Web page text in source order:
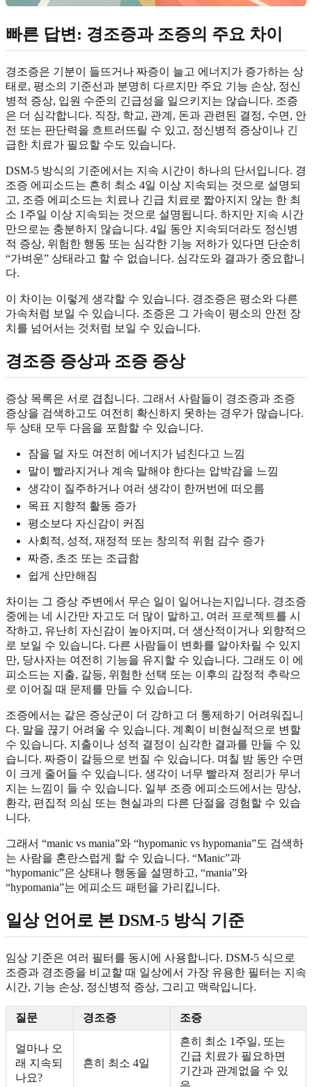
빠른 답변: 경조증과 조증의 주요 차이
경조증은 기분이 들뜨거나 짜증이 늘고 에너지가 증가하는 상
태로, 평소의 기준선과 분명히 다르지만 주요 기능 손상, 정신
병적 증상, 입원 수준의 긴급성을 일으키지는 않습니다. 조증
은 더 심각합니다. 직장, 학교, 관계, 돈과 관련된 결정, 수면, 안
전 또는 판단력을 흐트러뜨릴 수 있고, 정신병적 증상이나 긴
급한 치료가 필요할 수도 있습니다.
DSM-5 방식의 기준에서는 지속 시간이 하나의 단서입니다. 경
조증 에피소드는 흔히 최소 4일 이상 지속되는 것으로 설명되
고, 조증 에피소드는 치료나 긴급 치료로 짧아지지 않는 한 최
소 1주일 이상 지속되는 것으로 설명됩니다. 하지만 지속 시간
만으로는 충분하지 않습니다. 4일 동안 지속되더라도 정신병
적 증상, 위험한 행동 또는 심각한 기능 저하가 있다면 단순히
“가벼운” 상태라고 할 수 없습니다. 심각도와 결과가 중요합니
다.
이 차이는 이렇게 생각할 수 있습니다. 경조증은 평소와 다른
가속처럼 보일 수 있습니다. 조증은 그 가속이 평소의 안전 장
치를 넘어서는 것처럼 보일 수 있습니다.
경조증 증상과 조증 증상
증상 목록은 서로 겹칩니다. 그래서 사람들이 경조증과 조증
증상을 검색하고도 여전히 확신하지 못하는 경우가 많습니다.
두 상태 모두 다음을 포함할 수 있습니다.
잠을 덜 자도 여전히 에너지가 넘친다고 느낌
말이 빨라지거나 계속 말해야 한다는 압박감을 느낌
생각이 질주하거나 여러 생각이 한꺼번에 떠오름
목표 지향적 활동 증가
평소보다 자신감이 커짐
사회적, 성적, 재정적 또는 창의적 위험 감수 증가
짜증, 초조 또는 조급함
쉽게 산만해짐
차이는 그 증상 주변에서 무슨 일이 일어나는지입니다. 경조증
중에는 네 시간만 자고도 더 많이 말하고, 여러 프로젝트를 시
작하고, 유난히 자신감이 높아지며, 더 생산적이거나 외향적으
로 보일 수 있습니다. 다른 사람들이 변화를 알아차릴 수 있지
만, 당사자는 여전히 기능을 유지할 수 있습니다. 그래도 이 에
피소드는 지출, 갈등, 위험한 선택 또는 이후의 감정적 추락으
로 이어질 때 문제를 만들 수 있습니다.
조증에서는 같은 증상군이 더 강하고 더 통제하기 어려워집니
다. 말을 끊기 어려울 수 있습니다. 계획이 비현실적으로 변할
수 있습니다. 지출이나 성적 결정이 심각한 결과를 만들 수 있
습니다. 짜증이 갈등으로 번질 수 있습니다. 며칠 밤 동안 수면
이 크게 줄어들 수 있습니다. 생각이 너무 빨라져 정리가 무너
지는 느낌이 들 수 있습니다. 일부 조증 에피소드에서는 망상,
환각, 편집적 의심 또는 현실과의 다른 단절을 경험할 수 있습
니다.
그래서 “manic vs mania”와 “hypomanic vs hypomania”도 검색하
는 사람을 혼란스럽게 할 수 있습니다. “Manic”과
“hypomanic”은 상태나 행동을 설명하고, “mania”와
“hypomania”는 에피소드 패턴을 가리킵니다.
일상 언어로 본 DSM-5 방식 기준
임상 기준은 여러 필터를 동시에 사용합니다. DSM-5 식으로
조증과 경조증을 비교할 때 일상에서 가장 유용한 필터는 지속
시간, 기능 손상, 정신병적 증상, 그리고 맥락입니다.
질문 경조증 조증
얼마나 오
래 지속되
나요?
흔히 최소 4일
흔히 최소 1주일, 또는
긴급 치료가 필요하면
기간과 관계없을 수 있